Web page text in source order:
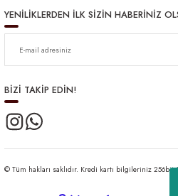
YENİLİKLERDEN İLK SİZİN HABERİNİZ
BİZİ TAKİP EDİN!
© Tüm hakları saklıdır. Kredi kartı bilgileriniz 256bit